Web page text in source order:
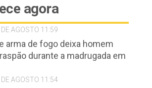
agora
DE AGOSTO 11:59
arma de fogo deixa homem
durante a madrugada em
DE AGOSTO 11:54